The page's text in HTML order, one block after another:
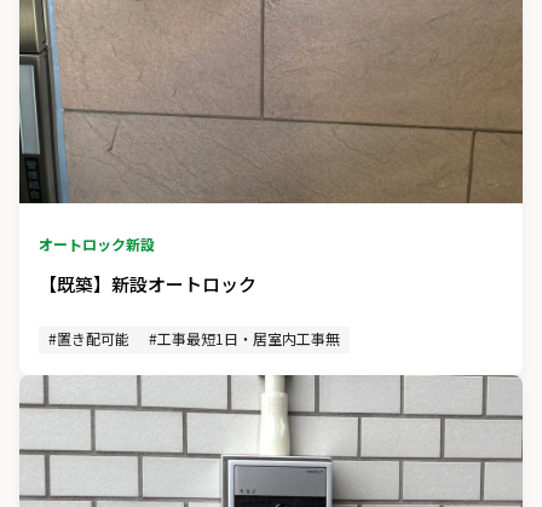
オートロック新設
【既築】新設オートロック
#置き配可能 #工事最短1日・居室内工事無